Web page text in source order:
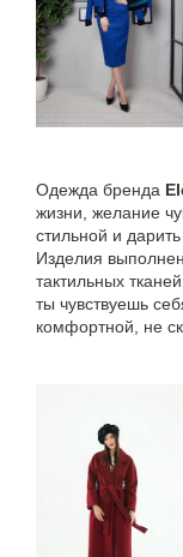
Одежда бренда
жизни, желание
стильной и
Изделия
тактильных
ты чувствуешь
комфортной, не